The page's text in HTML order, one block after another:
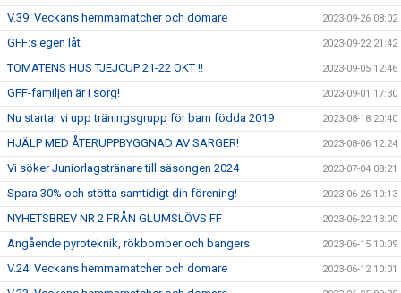
V.39: Veckans hemmamatcher och domare 2023-09-26 08:02
GFF:s egen låt 2023-09-22 21:42
TOMATENS HUS TJEJCUP 21-22 OKT !! 2023-09-05 12:46
GFF-familjen är i sorg! 2023-09-01 17:30
Nu startar vi upp träningsgrupp för barn födda 2019 2023-08-18 20:40
HJÄLP MED ÅTERUPPBYGGNAD AV SARGER! 2023-08-06 12:24
Vi söker Juniorlagstränare till säsongen 2024 2023-07-04 08:21
Spara 30% och stötta samtidigt din förening! 2023-06-26 10:13
NYHETSBREV NR 2 FRÅN GLUMSLÖVS FF 2023-06-22 13:00
Angående pyroteknik, rökbomber och bangers 2023-06-15 10:09
V.24: Veckans hemmamatcher och domare 2023-06-12 10:01